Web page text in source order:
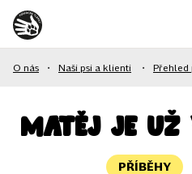
O NÁS
NAŠE SLUŽBY
JAK MŮŽETE POMOCI?
O nás • Naši psi a klienti • Přehled
Matěj je už
PŘÍBĚHY